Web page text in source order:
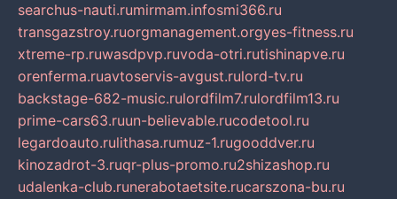
searchus-nauti.rumirmam.infosmi366.ru
transgazstroy.ruorgmanagement.orgyes-fitness.ru
xtreme-rp.ruwasdpvp.ruvoda-otri.rutishinapve.ru
orenferma.ruavtoservis-avgust.rulord-tv.ru
backstage-682-music.rulordfilm7.rulordfilm13.ru
prime-cars63.ruun-believable.rucodetool.ru
legardoauto.rulithasa.rumuz-1.rugooddver.ru
kinozadrot-3.ruqr-plus-promo.ru2shizashop.ru
udalenka-club.runerabotaetsite.rucarszona-bu.ru